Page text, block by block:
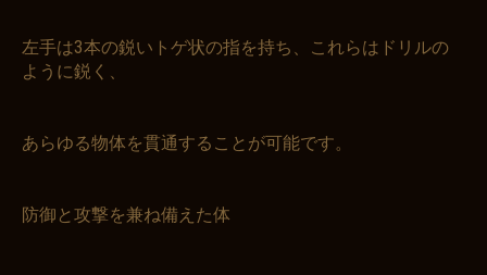
左手は3本の鋭いトゲ状の指を持ち、これらはドリルの
ように鋭く、
あらゆる物体を貫通することが可能です。
防御と攻撃を兼ね備えた体